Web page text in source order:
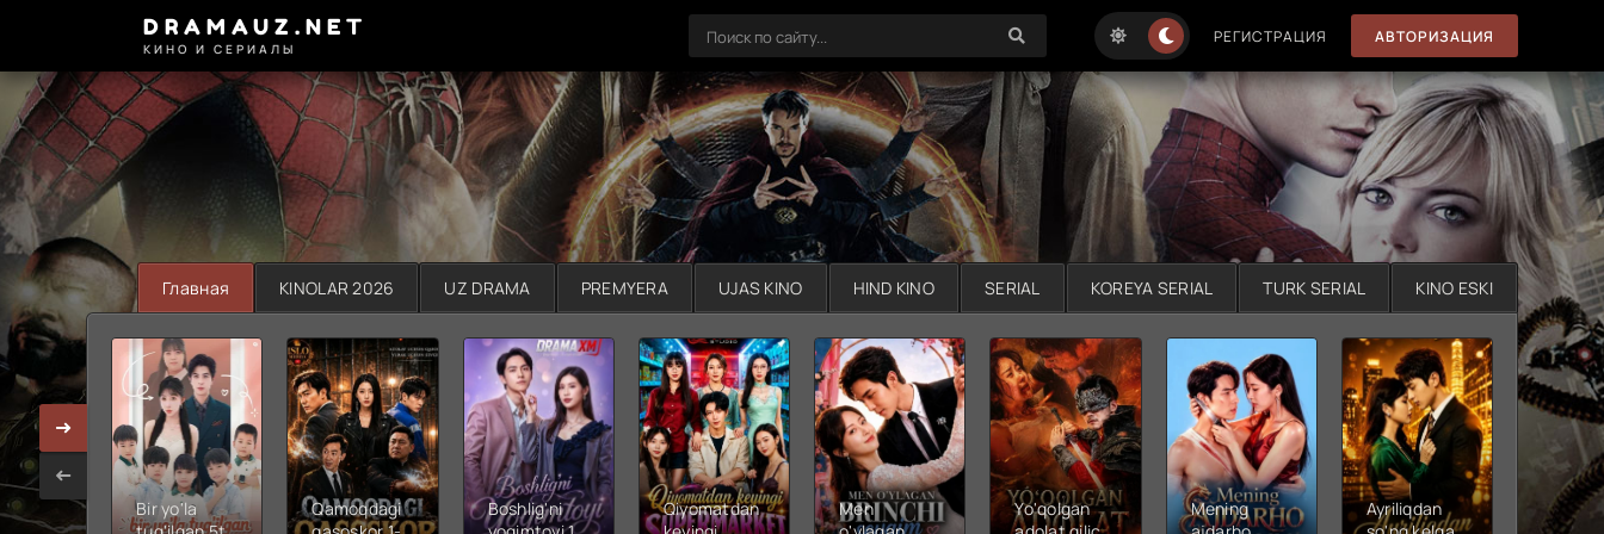
DRAMAUZ.NET
КИНО И СЕРИАЛЫ
РЕГИСТРАЦИЯ АВТОРИЗАЦИЯ
Главная KINOLAR 2026 UZ DRAMA PREMYERA UJAS KINO HIND KINO SERIAL KOREYA SERIAL TURK SERIAL KINO ESKI
Bir yo'la
Qamoqdagi
Boshlig'ni
Qiyomatdan
Men
Yo'qolgan
Mening
Ayriliqdan